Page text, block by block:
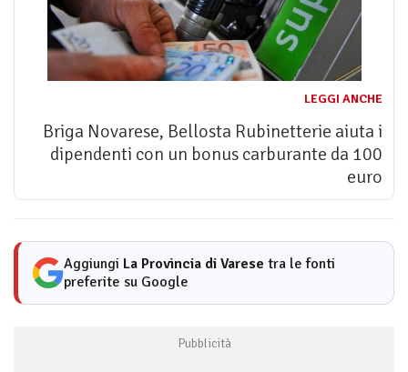
LEGGI ANCHE
Briga Novarese, Bellosta Rubinetterie aiuta i
dipendenti con un bonus carburante da 100
euro
Aggiungi La Provincia di Varese tra le fonti
preferite su Google